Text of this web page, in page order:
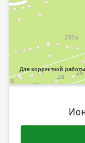
Для корректной